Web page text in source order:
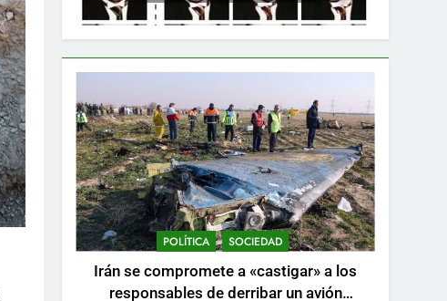
POLÍTICA SOCIEDAD
Irán se compromete a «castigar» a los
responsables de derribar un avión